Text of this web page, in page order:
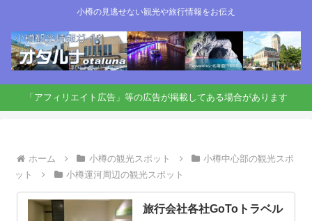
小樽の見逃せない観光や旅行情報をお伝え
「アフィリエイト広告」等の広告が掲載してある場合があります
ホーム 小樽の観光スポット
小樽中心部の観光スポ
ット
小樽運河周辺の観光スポット
旅行会社各社GoToトラベル